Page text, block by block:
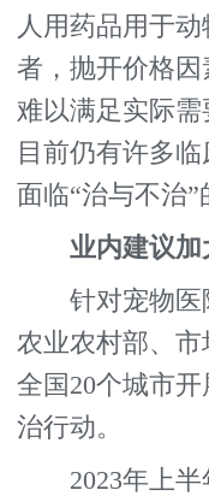
人用药品用于
者，抛开价格因
难以满足实际需
目前仍有许多
面临“治与不治”
业内建议
针对宠物医院
农业农村部、
全国20个城市
治行动。
2023年上半